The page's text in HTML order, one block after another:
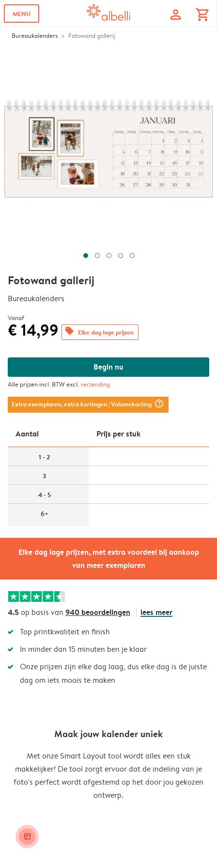
MENU profile shopping_cart
Bureaukalenders Fotowand gallerij
Elke dag lage prijzen, met extra voordeel bij aankoop
van meer exemplaren
Fotowand gallerij
Bureaukalenders
Vanaf
€ 14,99 offers Elke dag lage prijzen
Begin nu
Alle prijzen incl. BTW excl.verzending
Extra exemplaren, extra kortingen| Volumekorting question_mark_circle
Aantal Prijs per stuk
1 - 2
3
4 - 5
6+
4.5op basis van 940 beoordelingen lees meer
Top printkwaliteit en finish
In minder dan 15 minuten ben je klaar
Onze prijzen zijn elke dag laag, dus elke dag is de juiste
dag om iets moois te maken
Maak jouw kalender uniek
Met onze Smart Layout tool wordt alles een stuk
makkelijker! De tool zorgt ervoor dat de indeling van je
foto's perfect wordt afgestemd op het door jou gekozen
ontwerp.
layout_alt